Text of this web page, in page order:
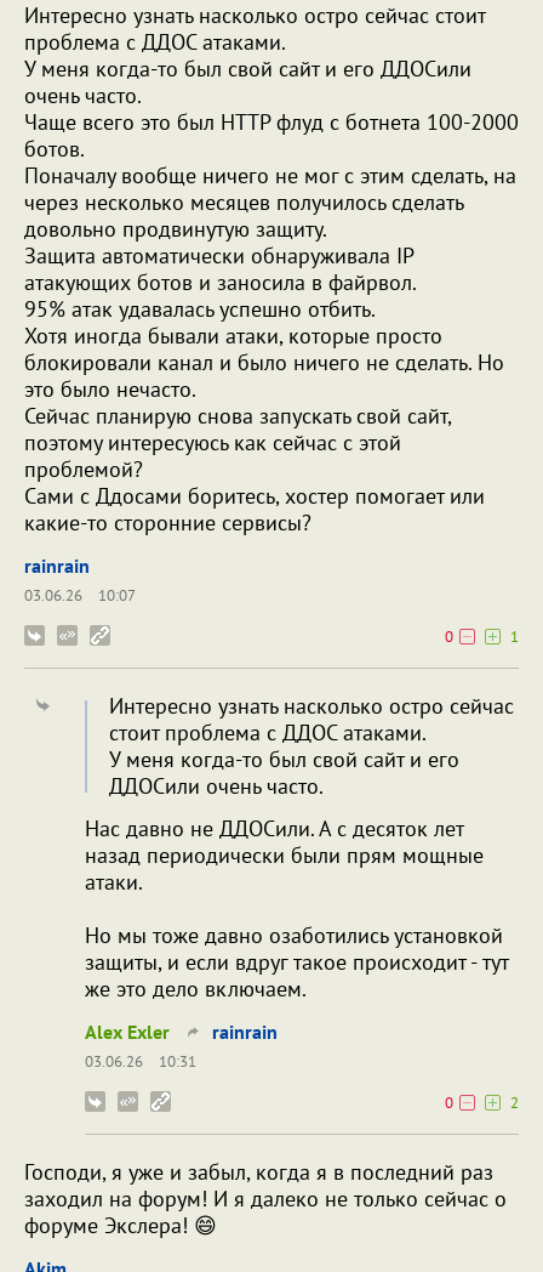
Интересно узнать насколько остро сейчас стоит
проблема с ДДОС атаками.
У меня когда-то был свой сайт и его ДДОСили
очень часто.
Чаще всего это был HTTP флуд с ботнета 100-2000
ботов.
Поначалу вообще ничего не мог с этим сделать, на
через несколько месяцев получилось сделать
довольно продвинутую защиту.
Защита автоматически обнаруживала IP
атакующих ботов и заносила в файрвол.
95% атак удавалась успешно отбить.
Хотя иногда бывали атаки, которые просто
блокировали канал и было ничего не сделать. Но
это было нечасто.
Сейчас планирую снова запускать свой сайт,
поэтому интересуюсь как сейчас с этой
проблемой?
Сами с Ддосами боритесь, хостер помогает или
какие-то сторонние сервисы?
rainrain
03.06.26
10:07
0
1
Интересно узнать насколько остро сейчас
стоит проблема с ДДОС атаками.
У меня когда-то был свой сайт и его
ДДОСили очень часто.
Нас давно не ДДОСили. А с десяток лет
назад периодически были прям мощные
атаки.
Но мы тоже давно озаботились установкой
защиты, и если вдруг такое происходит - тут
же это дело включаем.
Alex Exler rainrain
03.06.26
10:31
0
2
Господи, я уже и забыл, когда я в последний раз
заходил на форум! И я далеко не только сейчас о
форуме Экслера! 😄